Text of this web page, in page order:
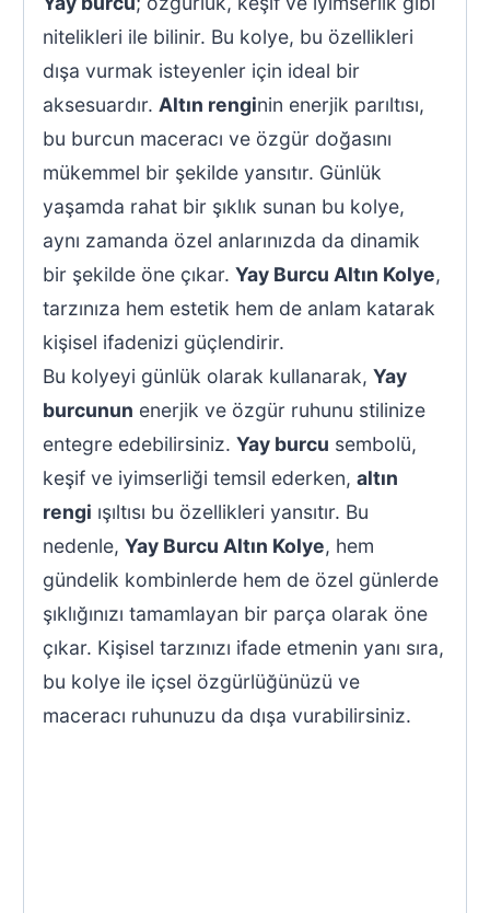
nitelikleri ile bilinir. Bu kolye, bu özellikleri
dışa vurmak isteyenler için ideal bir
aksesuardır.Altın renginin enerjik parıltısı,
bu burcun maceracı ve özgür doğasını
mükemmel bir şekilde yansıtır. Günlük
yaşamda rahat bir şıklık sunan bu kolye,
aynı zamanda özel anlarınızda da dinamik
bir şekilde öne çıkar.Yay Burcu Altın Kolye,
tarzınıza hem estetik hem de anlam katarak
kişisel ifadenizi güçlendirir.
Bu kolyeyi günlük olarak kullanarak,Yay
burcunun enerjik ve özgür ruhunu stilinize
entegre edebilirsiniz.Yay burcu sembolü,
keşif ve iyimserliği temsil ederken,altın
rengi ışıltısı bu özellikleri yansıtır. Bu
nedenle,Yay Burcu Altın Kolye, hem
gündelik kombinlerde hem de özel günlerde
şıklığınızı tamamlayan bir parça olarak öne
çıkar. Kişisel tarzınızı ifade etmenin yanı sıra,
bu kolye ile içsel özgürlüğünüzü ve
maceracı ruhunuzu da dışa vurabilirsiniz.